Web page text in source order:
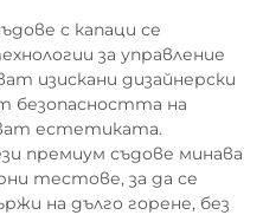
с капаци се
за управление
изискани дизайнерски
безопасността на
естетиката.
премиум съдове минава
тестове, за да се
на дълго горене, без